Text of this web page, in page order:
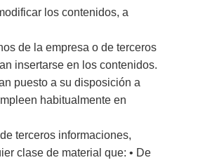
los contenidos, a
de la empresa o de terceros
insertarse en los contenidos.
puesto a su disposición a
habitualmente en
terceros informaciones,
clase de material que: • De